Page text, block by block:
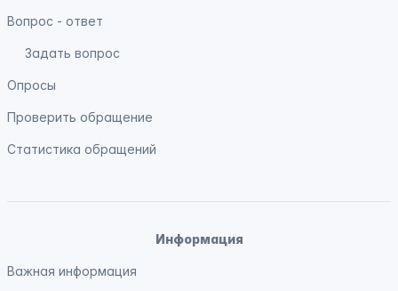
Вопрос - ответ
Задать вопрос
Опросы
Проверить обращение
Статистика обращений
Информация
Важная информация